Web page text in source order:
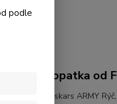
Fiskars
lopatka od
lopatka Fiskars ARMY
podle